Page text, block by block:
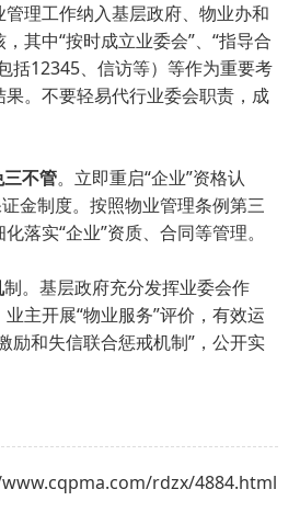
管理工作纳入基层政府、物业办和
其中“按时成立业委会”、“指导合
括12345、信访等）等作为重要考
。不要轻易代行业委会职责，成
三不管。立即重启“企业”资格认
金制度。按照物业管理条例第三
落实“企业”资质、合同等管理。
制。基层政府充分发挥业委会作
主开展“物业服务”评价，有效运
励和失信联合惩戒机制”，公开实
rdzx/4884.html